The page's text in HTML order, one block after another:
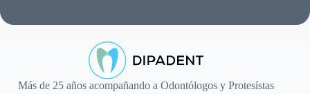
Más de 25 años acompañando a Odontólogos y Protesístas